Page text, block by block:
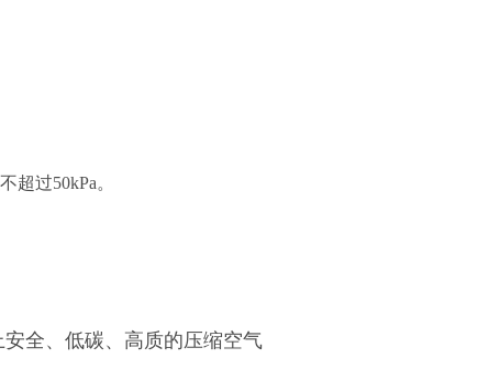
超过50kPa。
全、低碳、高质的压缩空气